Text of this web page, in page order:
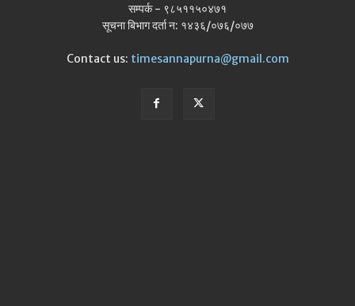
सम्पर्क - ९८५११५०४७१
सूचना बिभाग दर्ता न: १४३६/०७६/०७७
Contact us: timesannapurna@gmail.com